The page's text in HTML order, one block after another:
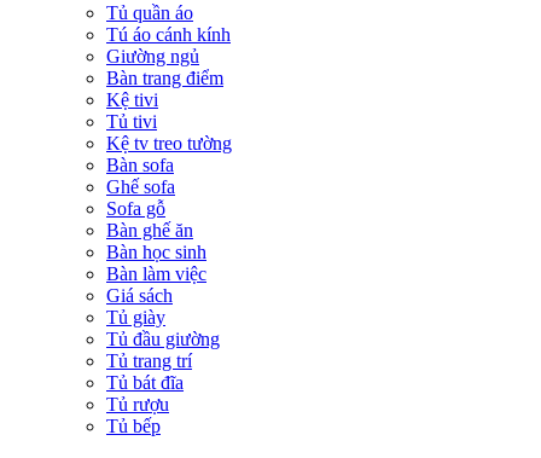
Tủ quần áo
Tú áo cánh kính
Giường ngủ
Bàn trang điểm
Kệ tivi
Tủ tivi
Kệ tv treo tường
Bàn sofa
Ghế sofa
Sofa gỗ
Bàn ghế ăn
Bàn học sinh
Bàn làm việc
Giá sách
Tủ giày
Tủ đầu giường
Tủ trang trí
Tủ bát đĩa
Tủ rượu
Tủ bếp